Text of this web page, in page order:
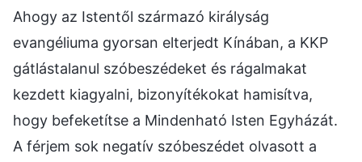
Ahogy az Istentől származó királyság
evangéliuma gyorsan elterjedt Kínában, a KKP
gátlástalanul szóbeszédeket és rágalmakat
kezdett kiagyalni, bizonyítékokat hamisítva,
hogy befeketítse a Mindenható Isten Egyházát.
A férjem sok negatív szóbeszédet olvasott a